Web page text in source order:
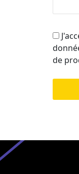
de